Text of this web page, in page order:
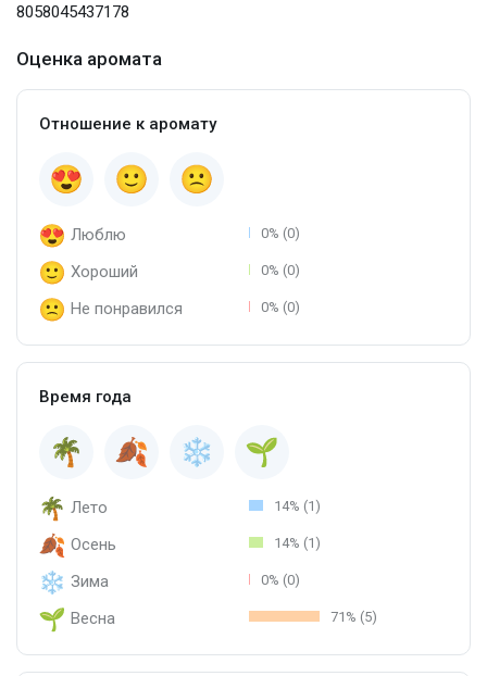
8058045437178
Оценка аромата
Отношение к аромату
Люблю 0% (0)
Хороший 0% (0)
Не понравился 0% (0)
Время года
Лето 14% (1)
Осень 14% (1)
Зима 0% (0)
Весна 71% (5)